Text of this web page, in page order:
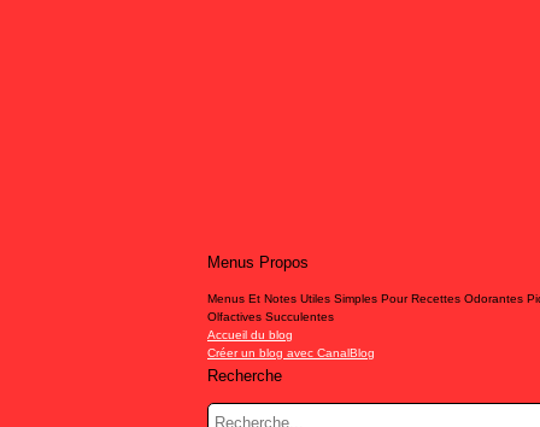
Menus Propos
Menus Et Notes Utiles Simples Pour Recettes Odorantes
Olfactives Succulentes
Accueil du blog
Créer un blog avec CanalBlog
Recherche